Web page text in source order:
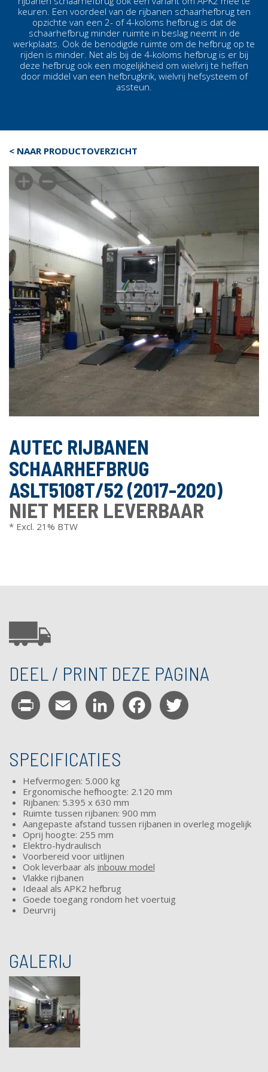
keuren. Een voordeel van de rijbanen schaarhefbrug ten
opzichte van een 2- of 4-koloms hefbrug is dat de
schaarhefbrug minder ruimte in beslag neemt in de
werkplaats. Ook de benodigde ruimte om de hefbrug op te
rijden is minder. Net als bij de 4-koloms hefbrug is er bij
deze hefbrug ook een mogelijkheid om wielvrij te heffen
door middel van een hefbrugkrik, wielvrij hefsysteem of
assteun.
< NAAR PRODUCTOVERZICHT
AUTEC RIJBANEN
SCHAARHEFBRUG
ASLT5108T/52 (2017-2020)
NIET MEER LEVERBAAR
* Excl. 21% BTW
DEEL / PRINT DEZE PAGINA
Print Email LinkedInFacebook
SPECIFICATIES
Hefvermogen: 5.000 kg
Ergonomische hefhoogte: 2.120 mm
Rijbanen: 5.395 x 630 mm
Ruimte tussen rijbanen: 900 mm
Aangepaste afstand tussen rijbanen in overleg mogelijk
Oprij hoogte: 255 mm
Elektro-hydraulisch
Voorbereid voor uitlijnen
Ook leverbaar als inbouw model
Vlakke rijbanen
Ideaal als APK2 hefbrug
Goede toegang rondom het voertuig
Deurvrij
GALERIJ